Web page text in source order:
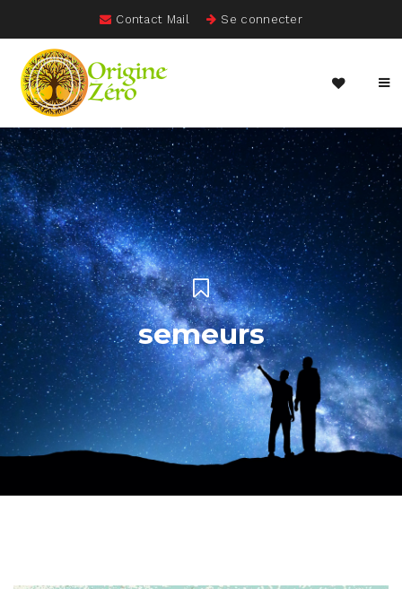
Contact Mail Se connecter
semeurs